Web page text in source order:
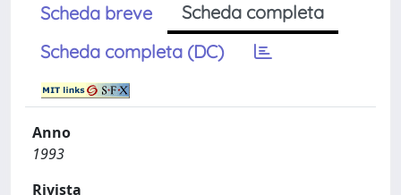
Scheda breve
Scheda completa
Scheda completa (DC)
Anno
1993
Rivista